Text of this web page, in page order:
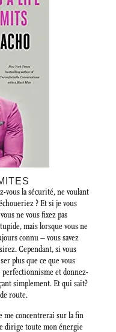
vous la sécurité, ne voulant
? Et si je vous
ne vous fixez pas
mais lorsque vous ne
connu – vous savez
Cependant, si vous
plus que ce que vous
et donnez-
simplement. Et qui sait?
route.
me concentrerai sur la fin
dirige toute mon énergie